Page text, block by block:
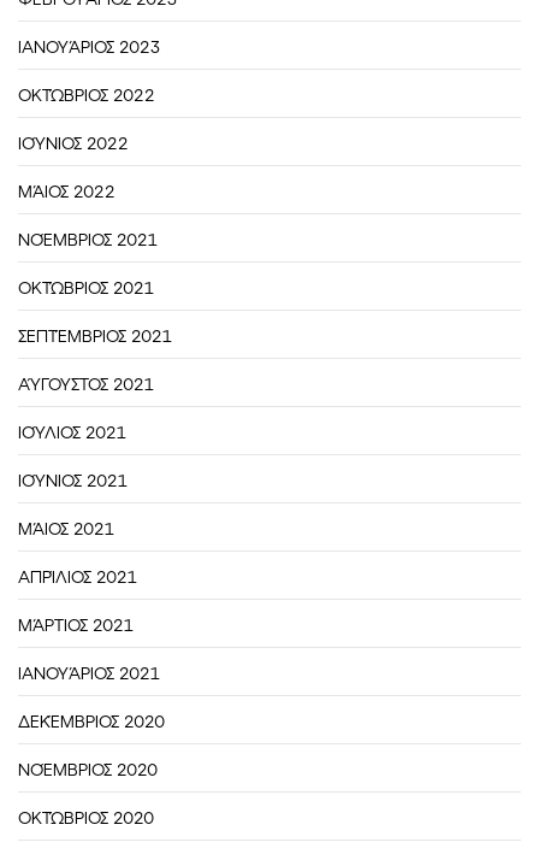
ΙΑΝΟΥΆΡΙΟΣ 2023
ΟΚΤΏΒΡΙΟΣ 2022
ΙΟΎΝΙΟΣ 2022
ΜΆΙΟΣ 2022
ΝΟΈΜΒΡΙΟΣ 2021
ΟΚΤΏΒΡΙΟΣ 2021
ΣΕΠΤΈΜΒΡΙΟΣ 2021
ΑΎΓΟΥΣΤΟΣ 2021
ΙΟΎΛΙΟΣ 2021
ΙΟΎΝΙΟΣ 2021
ΜΆΙΟΣ 2021
ΑΠΡΊΛΙΟΣ 2021
ΜΆΡΤΙΟΣ 2021
ΙΑΝΟΥΆΡΙΟΣ 2021
ΔΕΚΈΜΒΡΙΟΣ 2020
ΝΟΈΜΒΡΙΟΣ 2020
ΟΚΤΏΒΡΙΟΣ 2020